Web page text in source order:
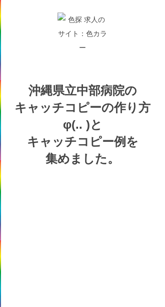
沖縄県立中部病院の
キャッチコピーの作り方
φ(.. )と
キャッチコピー例を
集めました。